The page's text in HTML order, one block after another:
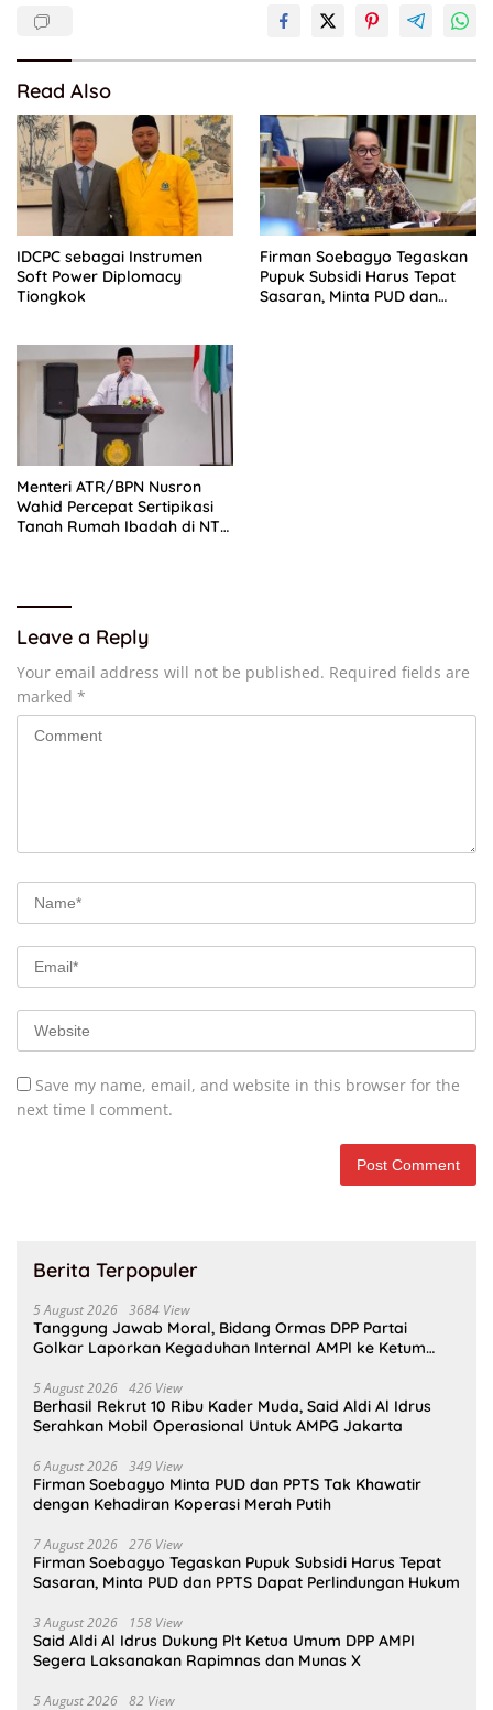
Read Also
IDCPC sebagai Instrumen
Soft Power Diplomacy
Tiongkok
Firman Soebagyo Tegaskan
Pupuk Subsidi Harus Tepat
Sasaran, Minta PUD dan
Menteri ATR/BPN Nusron
Wahid Percepat Sertipikasi
Tanah Rumah Ibadah di NTT,
Leave a Reply
Your email address will not be published. Required fields are
marked *
Save my name, email, and website in this browser for the
next time I comment.
Berita Terpopuler
5 August 2026 3684 View
Tanggung Jawab Moral, Bidang Ormas DPP Partai
Golkar Laporkan Kegaduhan Internal AMPI ke Ketum
5 August 2026 426 View
Berhasil Rekrut 10 Ribu Kader Muda, Said Aldi Al Idrus
Serahkan Mobil Operasional Untuk AMPG Jakarta
6 August 2026 349 View
Firman Soebagyo Minta PUD dan PPTS Tak Khawatir
dengan Kehadiran Koperasi Merah Putih
7 August 2026 276 View
Firman Soebagyo Tegaskan Pupuk Subsidi Harus Tepat
Sasaran, Minta PUD dan PPTS Dapat Perlindungan Hukum
3 August 2026 158 View
Said Aldi Al Idrus Dukung Plt Ketua Umum DPP AMPI
Segera Laksanakan Rapimnas dan Munas X
5 August 2026 82 View